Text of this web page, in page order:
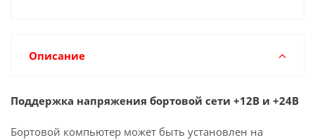
Описание
Поддержка напряжения бортовой сети +12В и +24В
Бортовой компьютер может быть установлен на